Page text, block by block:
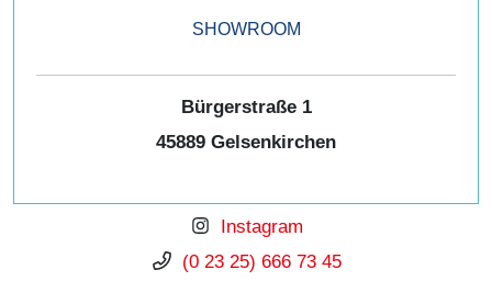
SHOWROOM
Bürgerstraße 1
45889 Gelsenkirchen
Instagram
(0 23 25) 666 73 45